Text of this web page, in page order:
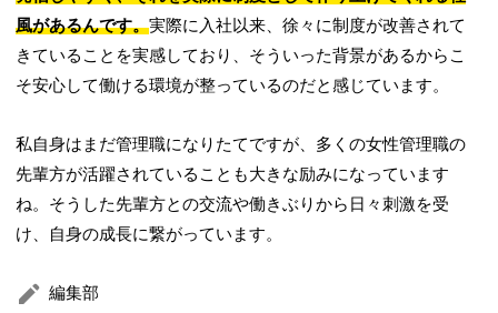
風があるんです。実際に入社以来、徐々に制度が改善されて
きていることを実感しており、そういった背景があるからこ
そ安心して働ける環境が整っているのだと感じています。
私自身はまだ管理職になりたてですが、多くの女性管理職の
先輩方が活躍されていることも大きな励みになっています
ね。そうした先輩方との交流や働きぶりから日々刺激を受
け、自身の成長に繋がっています。
編集部